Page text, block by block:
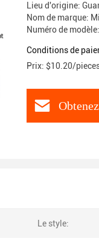
Lieu d'origine:
Nom de marque:
Numéro de
Conditions de
Prix: $10.20/
Le style: